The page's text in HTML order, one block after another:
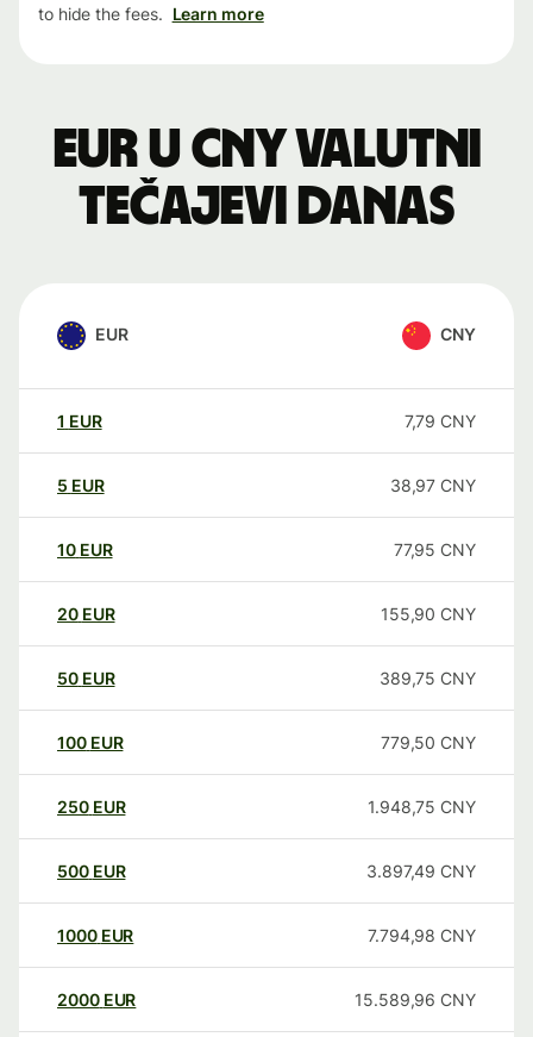
to hide the fees. Learn more
EUR u CNY valutni
tečajevi danas
EUR CNY
1 EUR 7,79 CNY
5 EUR 38,97 CNY
10 EUR 77,95 CNY
20 EUR 155,90 CNY
50 EUR 389,75 CNY
100 EUR 779,50 CNY
250 EUR 1.948,75 CNY
500 EUR 3.897,49 CNY
1000 EUR 7.794,98 CNY
2000 EUR 15.589,96 CNY